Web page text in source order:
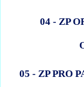
04 - ZP
05 - ZP PRO